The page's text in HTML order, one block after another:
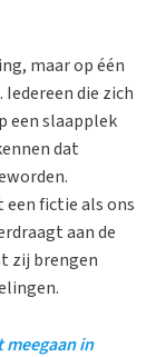
maar op één
die zich
een slaapplek
dat
fictie als ons
aan de
zij brengen
meegaan in